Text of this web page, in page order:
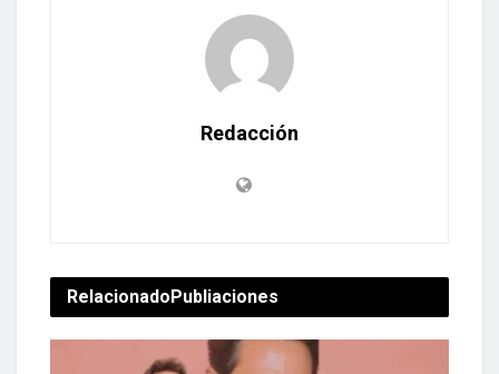
Redacción
RelacionadoPubliaciones